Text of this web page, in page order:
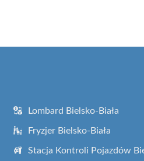
Lombard Bielsko-Biała
Fryzjer Bielsko-Biała
Stacja Kontroli Pojazdów